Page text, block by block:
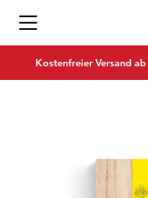
Kostenfreier Versand